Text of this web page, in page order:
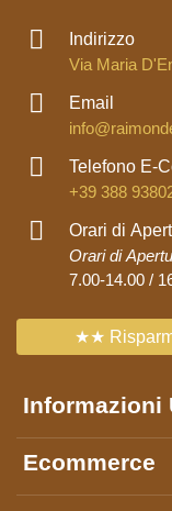
Indirizzo
Via Maria
Email
Telefono E-
+39 388
Orari di
Orari di
7.00-14.00 /
★★
Informazioni
Ecommerce